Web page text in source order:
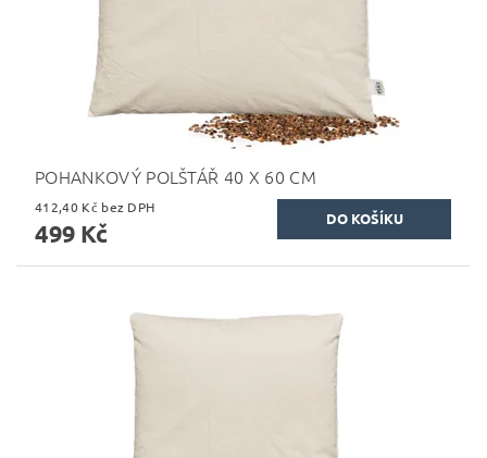
POHANKOVÝ POLŠTÁŘ 40 X 60 CM
412,40 Kč bez DPH
499 Kč